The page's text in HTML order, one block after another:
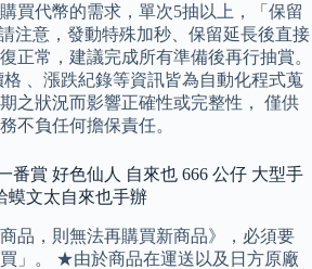
買代幣的需求，單次5抽以上，「保留
注意，發動特殊加秒、保留延長後直接
正常，建議完成所有準備後再行抽賞。
、漲跌紀錄等資訊皆為自動化程式蒐
之狀況而影響正確性或完整性， 僅供
不負任何擔保責任。
番賞 好色仙人 自來也 666 公仔 大型手
蟆文太自來也手辦
品，則無法再購買新商品》，必須要
買」。 ★由於商品在運送以及日方原廠